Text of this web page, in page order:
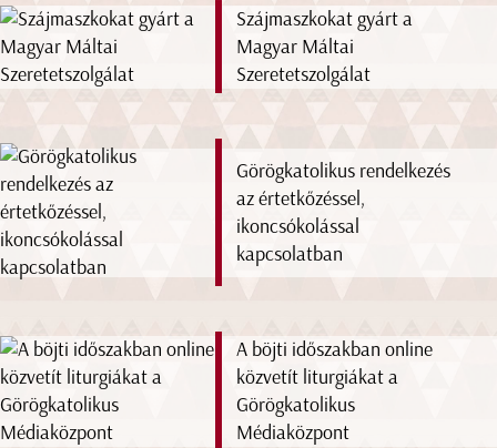
Szájmaszkokat gyárt a
Magyar Máltai
Szeretetszolgálat
Görögkatolikus rendelkezés
az értetkőzéssel,
ikoncsókolással
kapcsolatban
A böjti időszakban online
közvetít liturgiákat a
Görögkatolikus
Médiaközpont